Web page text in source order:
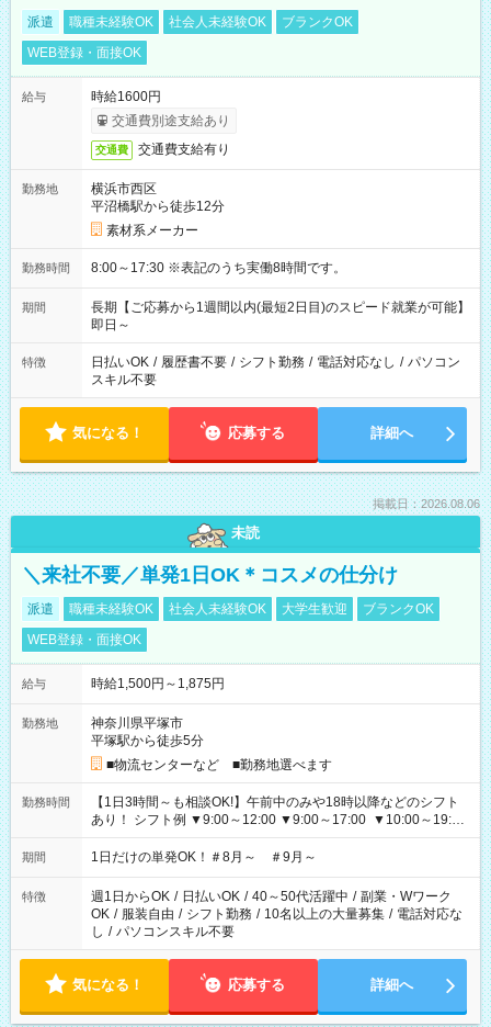
派遣 職種未経験OK 社会人未経験OK
ブランクOK
WEB登録・面接OK
給与
時給1600円
交通費別途支給あり
交通費 交通費支給有り
勤務地
横浜市西区
平沼橋駅から徒歩12分
素材系メーカー
勤務時間 8:00～17:30 ※表記のうち実働8時間です。
期間
長期【ご応募から1週間以内(最短2日目)のスピード就業が可能】
即日～
特徴 日払いOK / 履歴書不要 / シフト勤務 / 電話対応なし / パソコン
スキル不要
気になる！ 応募する 詳細へ
掲載日：2026.08.06
未読
＼来社不要／単発1日OK＊コスメの仕分け
派遣 職種未経験OK 社会人未経験OK 大学生歓迎
ブランクOK
WEB登録・面接OK
給与 時給1,500円～1,875円
勤務地
神奈川県平塚市
平塚駅から徒歩5分
■物流センターなど ■勤務地選べます
勤務時間
【1日3時間～も相談OK!】午前中のみや18時以降などのシフト
あり！ シフト例 ▼9:00～12:00 ▼9:00～17:00 ▼10:00～19:00
▼18:00～21:00
期間 1日だけの単発OK！＃8月～ ＃9月～
特徴 週1日からOK / 日払いOK / 40～50代活躍中 / 副業・Wワーク
OK / 服装自由 / シフト勤務 / 10名以上の大量募集 / 電話対応な
し / パソコンスキル不要
気になる！ 応募する 詳細へ